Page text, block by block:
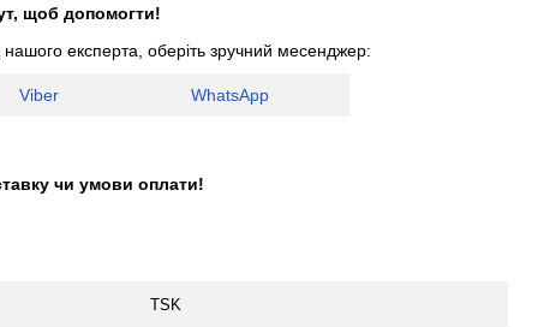
щоб допомогти!
нашого експерта, оберіть зручний месенджер:
Viber WhatsApp
чи умови оплати!
TSK